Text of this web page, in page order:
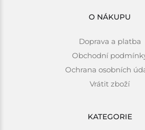
O NÁKUPU
Doprava a platba
Obchodní
Ochrana osobních
Vrátit zboží
KATEGORIE